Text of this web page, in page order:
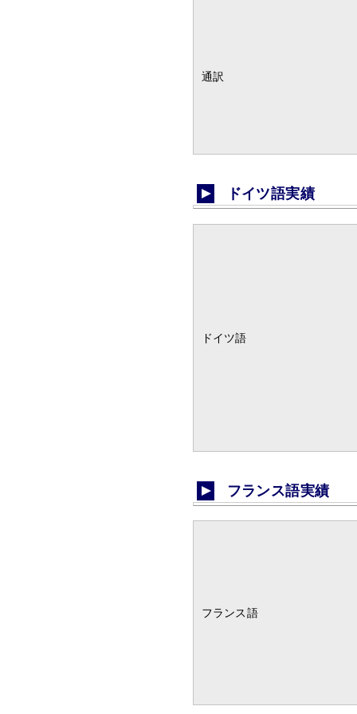
通訳
ドイツ語実績
ドイツ語
フランス語実績
フランス語